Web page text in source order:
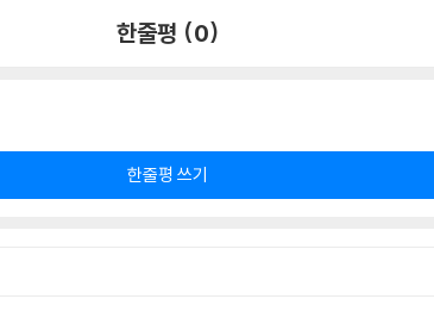
한줄평 (0)
한줄평 쓰기